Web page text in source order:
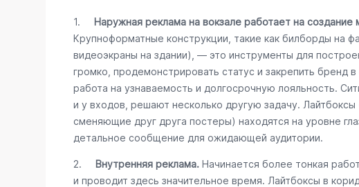
1. Наружная реклама на вокзале работает на
Крупноформатные конструкции, такие как билборды на
видеоэкраны на здании), — это инструменты для
громко, продемонстрировать статус и закрепить бренд
работа на узнаваемость и долгосрочную лояльность.
и у входов, решают несколько другую задачу.
сменяющие друг друга постеры) находятся на уровне
детальное сообщение для ожидающей аудитории.
2. Внутренняя реклама. Начинается более тонкая
и проводит здесь значительное время. Лайтбоксы в